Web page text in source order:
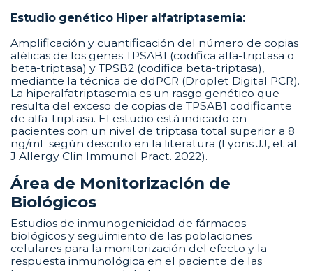
Estudio genético Hiper alfatriptasemia:
Amplificación y cuantificación del número de copias
alélicas de los genes TPSAB1 (codifica alfa-triptasa o
beta-triptasa) y TPSB2 (codifica beta-triptasa),
mediante la técnica de ddPCR (Droplet Digital PCR).
La hiperalfatriptasemia es un rasgo genético que
resulta del exceso de copias de TPSAB1 codificante
de alfa-triptasa. El estudio está indicado en
pacientes con un nivel de triptasa total superior a 8
ng/mL según descrito en la literatura (Lyons JJ, et al.
J Allergy Clin Immunol Pract. 2022).
Área de Monitorización de
Biológicos
Estudios de inmunogenicidad de fármacos
biológicos y seguimiento de las poblaciones
celulares para la monitorización del efecto y la
respuesta inmunológica en el paciente de las